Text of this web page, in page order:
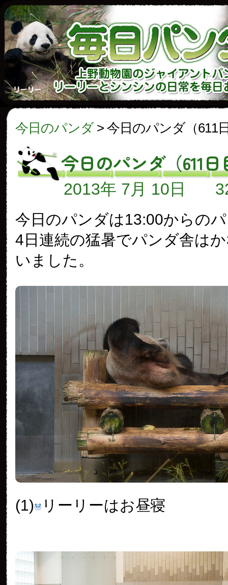
今日のパンダ> 今日のパンダ（611
今日のパンダ（611日
2013年 7月 10日
今日のパンダは13:00からの
4日連続の猛暑でパンダ舎は
いました。
(1) リーリーはお昼寝